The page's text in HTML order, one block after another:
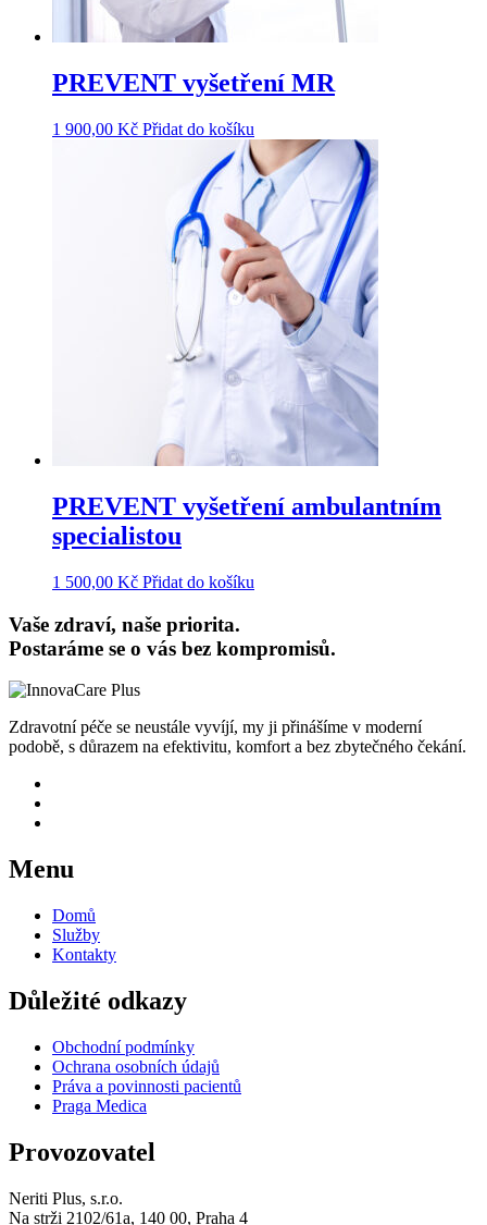
PREVENT vyšetření MR
1 900,00 Kč Přidat do košíku
PREVENT vyšetření ambulantním
specialistou
1 500,00 Kč Přidat do košíku
Vaše zdraví, naše priorita.
Postaráme se o vás bez kompromisů.
Zdravotní péče se neustále vyvíjí, my ji přinášíme v moderní
podobě, s důrazem na efektivitu, komfort a bez zbytečného čekání.
Menu
Domů
Služby
Kontakty
Důležité odkazy
Obchodní podmínky
Ochrana osobních údajů
Práva a povinnosti pacientů
Praga Medica
Provozovatel
Neriti Plus, s.r.o.
Na strži 2102/61a, 140 00, Praha 4